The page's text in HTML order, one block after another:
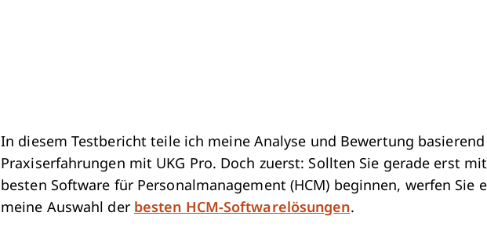
In diesem Testbericht teile ich meine Analyse und Bewertung
Praxiserfahrungen mit UKG Pro. Doch zuerst: Sollten Sie gerade erst
besten Software für Personalmanagement (HCM) beginnen, werfen Sie
meine Auswahl der besten HCM-Softwarelösungen.